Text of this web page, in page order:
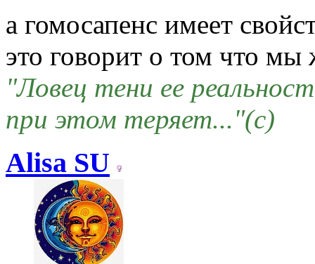
а гомосапенс имеет
это говорит о том что
"Ловец тени ее
при этом теряет..."(c)
Alisa SU